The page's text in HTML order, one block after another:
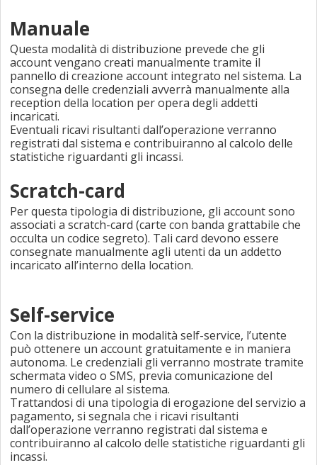
Manuale
Questa modalità di distribuzione prevede che gli
account vengano creati manualmente tramite il
pannello di creazione account integrato nel sistema. La
consegna delle credenziali avverrà manualmente alla
reception della location per opera degli addetti
incaricati.
Eventuali ricavi risultanti dall’operazione verranno
registrati dal sistema e contribuiranno al calcolo delle
statistiche riguardanti gli incassi.
Scratch-card
Per questa tipologia di distribuzione, gli account sono
associati a scratch-card (carte con banda grattabile che
occulta un codice segreto). Tali card devono essere
consegnate manualmente agli utenti da un addetto
incaricato all’interno della location.
Self-service
Con la distribuzione in modalità self-service, l’utente
può ottenere un account gratuitamente e in maniera
autonoma. Le credenziali gli verranno mostrate tramite
schermata video o SMS, previa comunicazione del
numero di cellulare al sistema.
Trattandosi di una tipologia di erogazione del servizio a
pagamento, si segnala che i ricavi risultanti
dall’operazione verranno registrati dal sistema e
contribuiranno al calcolo delle statistiche riguardanti gli
incassi.